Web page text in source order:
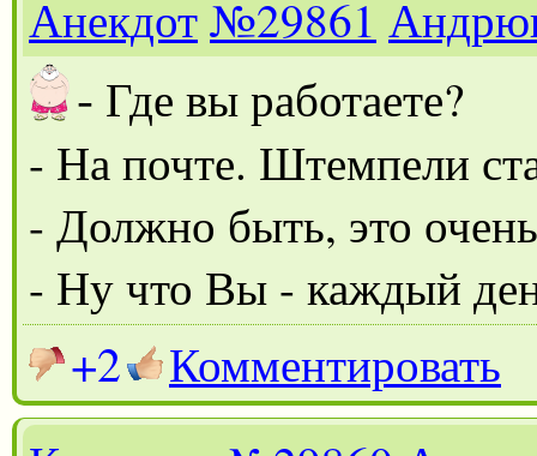
Анекдот№29861
- Где вы работаете?
- На почте. Штемпели
- Должно быть, это
- Ну что Вы - каждый
+2
Комментировать